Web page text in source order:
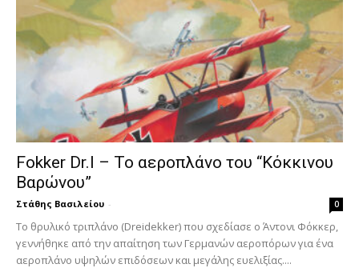
Fokker Dr.I – To αεροπλάνο του “Κόκκινου
Βαρώνου”
Στάθης Βασιλείου - 0
Tο θρυλικό τριπλάνο (Dreidekker) που σχεδίασε ο Άντονι Φόκκερ,
γεννήθηκε από την απαίτηση των Γερμανών αεροπόρων για ένα
αεροπλάνο υψηλών επιδόσεων και μεγάλης ευελιξίας....